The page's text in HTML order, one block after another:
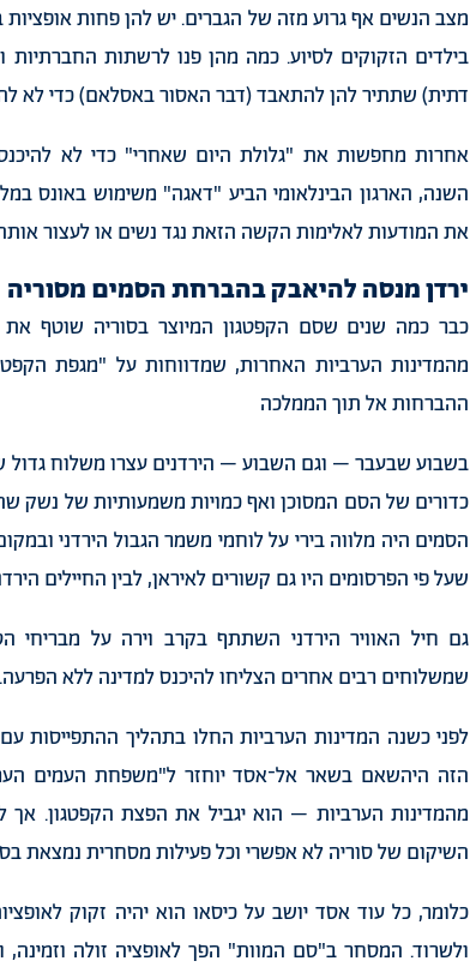
מצב הנשים אףגרוע מזה של הגברים.ישלהןפחותאופציות
בילדים הזקוקים לסיוע.כמה מהן פנו לרשתות החברתיות
דתית) שתתירלהןלהתאבד(דבר האסורבאסלאם)כדילא
אחרות מחפשות את "גלולת היום שאחרי"כדי לא
השנה, הארגון הבינלאומי הביע "דאגה" משימוש באונס
את המודעותלאלימות הקשה הזאת נגד נשים אולעצור
ירדןמנסה להיאבקבהברחתהסמים מסוריה
כבר כמה שנים שסם הקפטגון המיוצר בסוריה שוטף את
מהמדינות הערביות האחרות, שמדווחות על "מגפת
ההברחותאל תוך הממלכה
בשבוע שבעבר – וגם השבוע – הירדנים עצרו משלוחגדול
כדורים של הסם המסוכן ואףכמויות משמעותיות של נשק
הסמים היה מלווהבירי עללוחמי משמר הגבול הירדני
שעלפי הפרסומים היוגם קשורים לאיראן,לבין החיילים
גם חיל האוויר הירדני השתתף בקרב וירה על מבריחי
שמשלוחים רבים אחרים הצליחולהיכנסלמדינהללא הפרעה.
לפני כשנה המדינות הערביות החלו בתהליך ההתפייסות עם
הזה היהשאם בשאר אל־אסד יוחזר ל"משפחת העמים
מהמדינות הערביות – הוא יגביל את הפצת הקפטגון. אך
השיקום שלסוריהלאאפשרי וכלפעילות מסחרית נמצאת
כלומר,כל עוד אסד יושב על כיסאו הוא יהיה זקוק
ולשרוד. המסחר ב"סם המוות" הפך לאופציה זולה וזמינה,